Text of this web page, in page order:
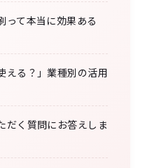
って本当に効果ある
える？」業種別の活用
だく質問にお答えしま